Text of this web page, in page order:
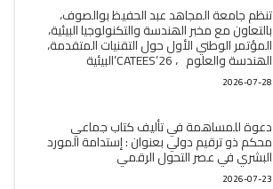
تنظم جامعة المجاهد عبد الحفيظ بوالصوف،
بالتعاون مع مخبر الھندسة والتكنولوجيا البیئیة،
المؤتمر الوطني الأول حول التقنيات المتقدمة،
الھندسة والعلوم ، CATEES’26’البیئية
2026-07-28
دعوة للمساهمة في تأليف كتاب جماعي
محكم ذو ترقيم دولي بعنوان : إستدامة المورد
البشري في عصر التحول الرقمي
2026-07-23